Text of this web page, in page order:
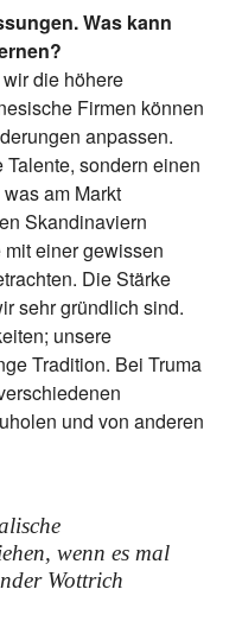
Was kann
die höhere
Firmen können
anpassen.
sondern einen
am Markt
Skandinaviern
einer gewissen
Die Stärke
sehr gründlich sind.
unsere
Tradition. Bei Truma
und von anderen
wenn es mal
Wottrich